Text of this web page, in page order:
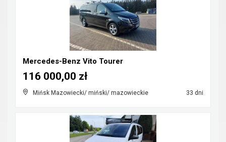
Mercedes-Benz Vito Tourer
Mińsk Mazowiecki/ miński/ mazowieckie 33 dni
116 000,00 zł